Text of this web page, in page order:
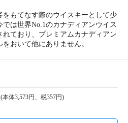
をもてなす際のウイスキーとして少
は世界No.1のカナディアンウイス
ており、プレミアムカナディアン
おいて他にありません。
本体3,573円、税357円)